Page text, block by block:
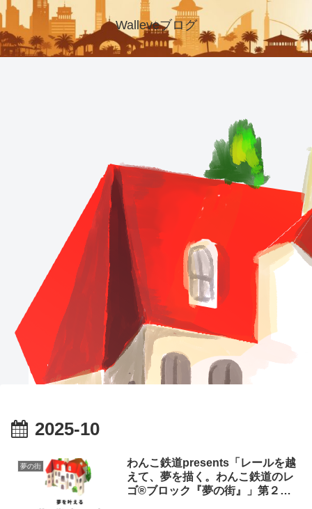
Walleveブログ
2025-10
夢の街
わんこ鉄道presents「レールを越
えて、夢を描く。わんこ鉄道のレ
ゴ®ブロック『夢の街』」第２幕